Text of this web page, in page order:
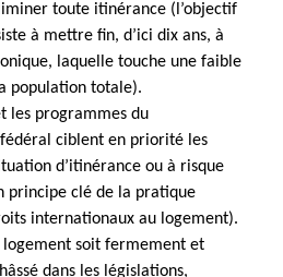
toute itinérance (l’objectif
à mettre fin, d’ici dix ans, à
laquelle touche une faible
population totale).
les programmes du
ciblent en priorité les
d’itinérance ou à risque
principe clé de la pratique
internationaux au logement).
soit fermement et
dans les législations,